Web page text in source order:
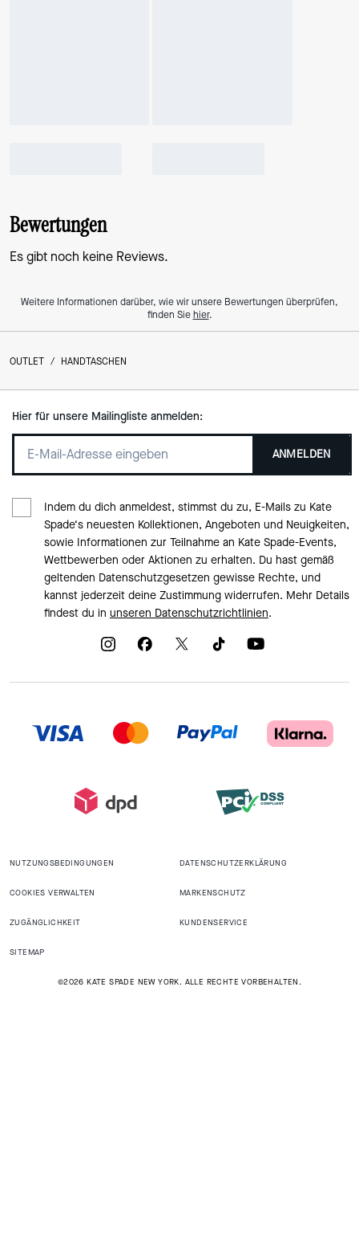
Bewertungen
Es gibt noch keine Reviews.
Weitere Informationen darüber, wie wir unsere Bewertungen überprüfen,
finden Siehier.
OUTLET / HANDTASCHEN
Hier für unsere Mailingliste anmelden:
ANMELDEN
Indem du dich anmeldest, stimmst du zu, E-Mails zu Kate
Spade‘s neuesten Kollektionen, Angeboten und Neuigkeiten,
sowie Informationen zur Teilnahme an Kate Spade-Events,
Wettbewerben oder Aktionen zu erhalten. Du hast gemäß
geltenden Datenschutzgesetzen gewisse Rechte, und
kannst jederzeit deine Zustimmung widerrufen. Mehr Details
findest du in unseren Datenschutzrichtlinien.
NUTZUNGSBEDINGUNGEN DATENSCHUTZERKLÄRUNG
COOKIES VERWALTEN MARKENSCHUTZ
ZUGÄNGLICHKEIT KUNDENSERVICE
SITEMAP
©2026 KATE SPADE NEW YORK. ALLE RECHTE VORBEHALTEN.